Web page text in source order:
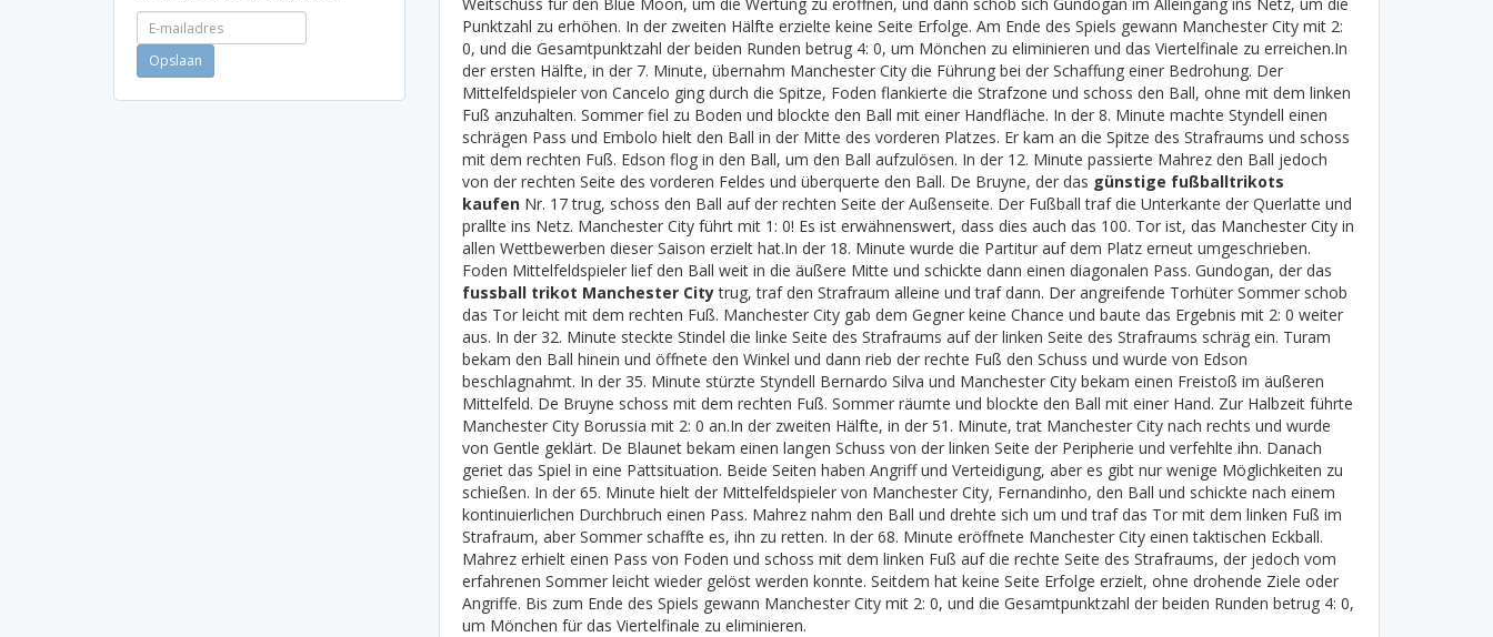
Punktzahl zu erhöhen. In der zweiten Hälfte erzielte keine Seite Erfolge. Am Ende des Spiels gewann Manchester City mit 2:
0, und die Gesamtpunktzahl der beiden Runden betrug 4: 0, um Mönchen zu eliminieren und das Viertelfinale zu erreichen.In
der ersten Hälfte, in der 7. Minute, übernahm Manchester City die Führung bei der Schaffung einer Bedrohung. Der
Mittelfeldspieler von Cancelo ging durch die Spitze, Foden flankierte die Strafzone und schoss den Ball, ohne mit dem linken
Fuß anzuhalten. Sommer fiel zu Boden und blockte den Ball mit einer Handfläche. In der 8. Minute machte Styndell einen
schrägen Pass und Embolo hielt den Ball in der Mitte des vorderen Platzes. Er kam an die Spitze des Strafraums und schoss
mit dem rechten Fuß. Edson flog in den Ball, um den Ball aufzulösen. In der 12. Minute passierte Mahrez den Ball jedoch
von der rechten Seite des vorderen Feldes und überquerte den Ball. De Bruyne, der das günstige fußballtrikots
kaufenNr. 17 trug, schoss den Ball auf der rechten Seite der Außenseite. Der Fußball traf die Unterkante der Querlatte und
prallte ins Netz. Manchester City führt mit 1: 0! Es ist erwähnenswert, dass dies auch das 100. Tor ist, das Manchester City in
allen Wettbewerben dieser Saison erzielt hat.In der 18. Minute wurde die Partitur auf dem Platz erneut umgeschrieben.
Foden Mittelfeldspieler lief den Ball weit in die äußere Mitte und schickte dann einen diagonalen Pass. Gundogan, der das
fussball trikot Manchester Citytrug, traf den Strafraum alleine und traf dann. Der angreifende Torhüter Sommer schob
das Tor leicht mit dem rechten Fuß. Manchester City gab dem Gegner keine Chance und baute das Ergebnis mit 2: 0 weiter
aus. In der 32. Minute steckte Stindel die linke Seite des Strafraums auf der linken Seite des Strafraums schräg ein. Turam
bekam den Ball hinein und öffnete den Winkel und dann rieb der rechte Fuß den Schuss und wurde von Edson
beschlagnahmt. In der 35. Minute stürzte Styndell Bernardo Silva und Manchester City bekam einen Freistoß im äußeren
Mittelfeld. De Bruyne schoss mit dem rechten Fuß. Sommer räumte und blockte den Ball mit einer Hand. Zur Halbzeit führte
Manchester City Borussia mit 2: 0 an.In der zweiten Hälfte, in der 51. Minute, trat Manchester City nach rechts und wurde
von Gentle geklärt. De Blaunet bekam einen langen Schuss von der linken Seite der Peripherie und verfehlte ihn. Danach
geriet das Spiel in eine Pattsituation. Beide Seiten haben Angriff und Verteidigung, aber es gibt nur wenige Möglichkeiten zu
schießen. In der 65. Minute hielt der Mittelfeldspieler von Manchester City, Fernandinho, den Ball und schickte nach einem
kontinuierlichen Durchbruch einen Pass. Mahrez nahm den Ball und drehte sich um und traf das Tor mit dem linken Fuß im
Strafraum, aber Sommer schaffte es, ihn zu retten. In der 68. Minute eröffnete Manchester City einen taktischen Eckball.
Mahrez erhielt einen Pass von Foden und schoss mit dem linken Fuß auf die rechte Seite des Strafraums, der jedoch vom
erfahrenen Sommer leicht wieder gelöst werden konnte. Seitdem hat keine Seite Erfolge erzielt, ohne drohende Ziele oder
Angriffe. Bis zum Ende des Spiels gewann Manchester City mit 2: 0, und die Gesamtpunktzahl der beiden Runden betrug 4: 0,
um Mönchen für das Viertelfinale zu eliminieren.